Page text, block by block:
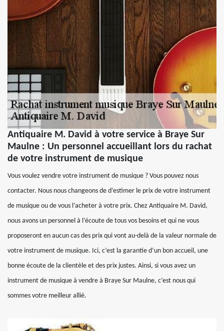
Antiquaire M. David à votre service à Braye Sur
Maulne : Un personnel accueillant lors du rachat
de votre instrument de musique
Vous voulez vendre votre instrument de musique ? Vous pouvez nous
contacter. Nous nous changeons de d’estimer le prix de votre instrument
de musique ou de vous l’acheter à votre prix. Chez Antiquaire M. David,
nous avons un personnel à l’écoute de tous vos besoins et qui ne vous
proposeront en aucun cas des prix qui vont au-delà de la valeur normale de
votre instrument de musique. Ici, c’est la garantie d’un bon accueil, une
bonne écoute de la clientèle et des prix justes. Ainsi, si vous avez un
instrument de musique à vendre à Braye Sur Maulne, c’est nous qui
sommes votre meilleur allié.